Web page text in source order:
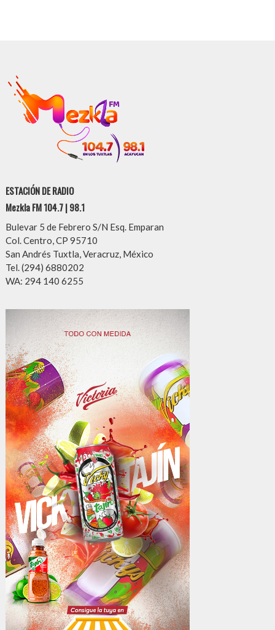
ESTACIÓN DE RADIO
Mezkla FM 104.7 | 98.1
Bulevar 5 de Febrero S/N Esq. Emparan
Col. Centro, CP 95710
San Andrés Tuxtla, Veracruz, México
Tel. (294) 6880202
WA: 294 140 6255